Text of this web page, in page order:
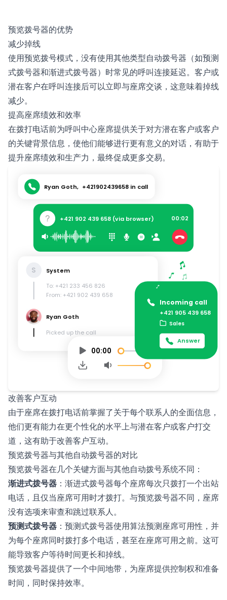
预览拨号器的优势
减少掉线
使用预览拨号模式，没有使用其他类型自动拨号器（如预测
式拨号器和渐进式拨号器）时常见的呼叫连接延迟。客户或
潜在客户在呼叫连接后可以立即与座席交谈，这意味着掉线
减少。
提高座席绩效和效率
在拨打电话前为呼叫中心座席提供关于对方潜在客户或客户
的关键背景信息，使他们能够进行更有意义的对话，有助于
提升座席绩效和生产力，最终促成更多交易。
改善客户互动
由于座席在拨打电话前掌握了关于每个联系人的全面信息，
他们更有能力在更个性化的水平上与潜在客户或客户打交
道，这有助于改善客户互动。
预览拨号器与其他自动拨号器的对比
预览拨号器在几个关键方面与其他自动拨号系统不同：
渐进式拨号器 ：渐进式拨号器每个座席每次只拨打一个出站
电话，且仅当座席可用时才拨打。与预览拨号器不同，座席
没有选项来审查和跳过联系人。
预测式拨号器 ：预测式拨号器使用算法预测座席可用性，并
为每个座席同时拨打多个电话，甚至在座席可用之前。这可
能导致客户等待时间更长和掉线。
预览拨号器提供了一个中间地带，为座席提供控制权和准备
时间，同时保持效率。